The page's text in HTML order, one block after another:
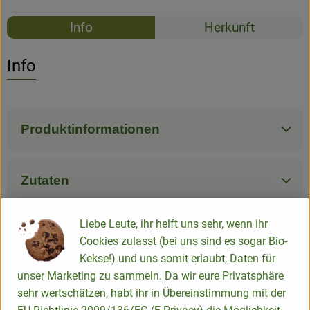
Rezepte
Info Herkunft
Info
Produktinformationen
Zutaten
Nährwert-Info
Produktdatenblatt
Liebe Leute, ihr helft uns sehr, wenn ihr
Cookies zulasst (bei uns sind es sogar Bio-
Kekse!) und uns somit erlaubt, Daten für
unser Marketing zu sammeln. Da wir eure Privatsphäre
sehr wertschätzen, habt ihr in Übereinstimmung mit der